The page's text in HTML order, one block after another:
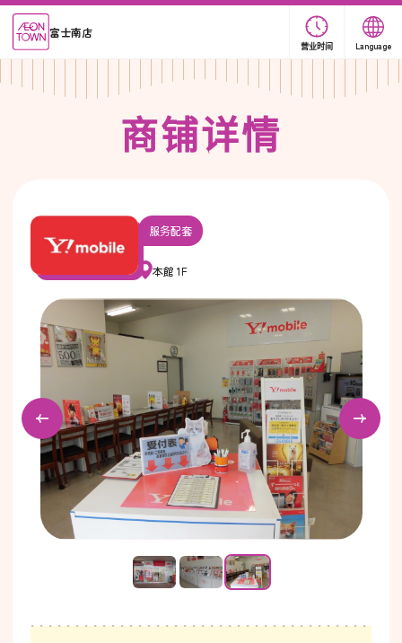
富士南店
营业时间 Language
商铺详情
服务配套
本館 1F